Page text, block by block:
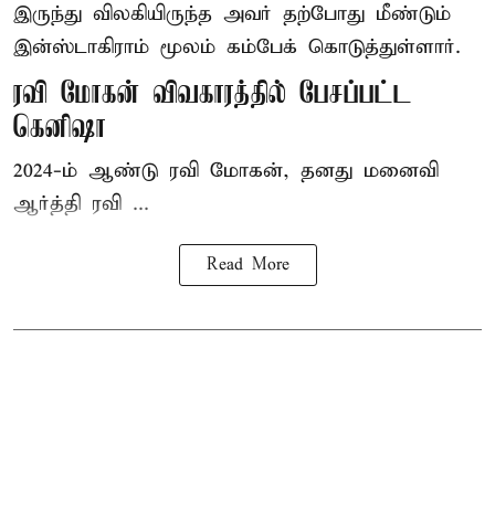
இருந்து விலகியிருந்த அவர் தற்போது மீண்டும்
இன்ஸ்டாகிராம் மூலம் கம்பேக் கொடுத்துள்ளார்.
ரவி மோகன் விவகாரத்தில் பேசப்பட்ட
கெனிஷா
2024-ம் ஆண்டு ரவி மோகன், தனது மனைவி
ஆர்த்தி ரவி ...
Read More